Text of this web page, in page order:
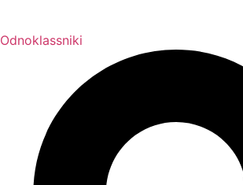
Odnoklassniki